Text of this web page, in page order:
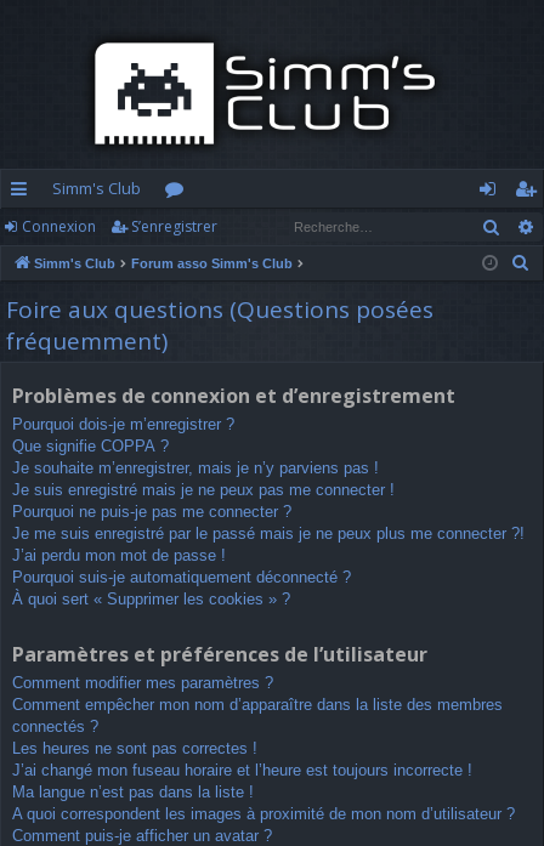
cc
ès
ra
pi
d
e
Simm's Club
or
u
m
s
o
n
’e
nr
Connexion S’enregistrer
Simm's Club Forum asso Simm's Club
Foire aux questions (Questions posées
fréquemment)
Problèmes de connexion et d’enregistrement
Pourquoi dois-je m’enregistrer ?
Que signifie COPPA ?
Je souhaite m’enregistrer, mais je n’y parviens pas !
Je suis enregistré mais je ne peux pas me connecter !
Pourquoi ne puis-je pas me connecter ?
Je me suis enregistré par le passé mais je ne peux plus me connecter ?!
J’ai perdu mon mot de passe !
Pourquoi suis-je automatiquement déconnecté ?
À quoi sert « Supprimer les cookies » ?
Paramètres et préférences de l’utilisateur
Comment modifier mes paramètres ?
Comment empêcher mon nom d’apparaître dans la liste des membres
connectés ?
Les heures ne sont pas correctes !
J’ai changé mon fuseau horaire et l’heure est toujours incorrecte !
Ma langue n’est pas dans la liste !
A quoi correspondent les images à proximité de mon nom d’utilisateur ?
Comment puis-je afficher un avatar ?